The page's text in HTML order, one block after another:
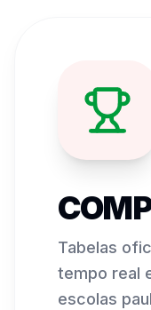
Tabelas
tempo real
escolas